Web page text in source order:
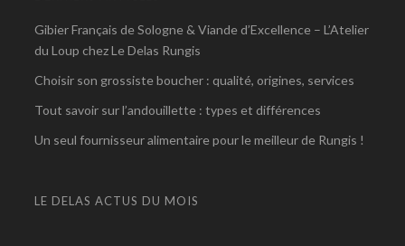
Gibier Français de Sologne & Viande d’Excellence – L’Atelier
du Loup chez Le Delas Rungis
Choisir son grossiste boucher : qualité, origines, services
Tout savoir sur l’andouillette : types et différences
Un seul fournisseur alimentaire pour le meilleur de Rungis !
LE DELAS ACTUS DU MOIS